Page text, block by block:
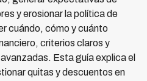
y erosionar la política de
cuándo, cómo y cuánto
criterios claros y
Esta guía explica el
quitas y descuentos en